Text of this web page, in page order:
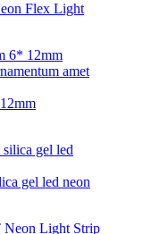
Flex Light
gel led neon